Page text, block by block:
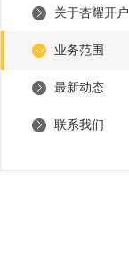
关于杏耀开户
业务范围
最新动态
联系我们